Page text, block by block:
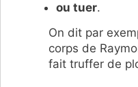
ou tuer.
On dit par
corps de
fait truffer de